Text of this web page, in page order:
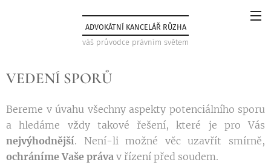
ADVOKÁTNÍ KANCELÁŘ RŮZHA
váš průvodce právním světem
VEDENÍ SPORŮ
Bereme v úvahu všechny aspekty potenciálního sporu
a hledáme vždy takové řešení, které je pro Vás
nejvýhodnější. Není-li možné věc uzavřít smírně,
ochráníme Vaše práva v řízení před soudem.